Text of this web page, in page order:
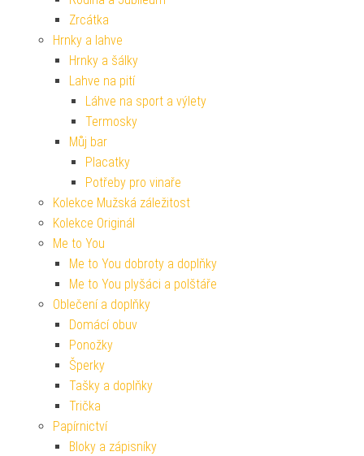
Zrcátka
Hrnky a lahve
Hrnky a šálky
Lahve na pití
Láhve na sport a výlety
Termosky
Můj bar
Placatky
Potřeby pro vinaře
Kolekce Mužská záležitost
Kolekce Originál
Me to You
Me to You dobroty a doplňky
Me to You plyšáci a polštáře
Oblečení a doplňky
Domácí obuv
Ponožky
Šperky
Tašky a doplňky
Trička
Papírnictví
Bloky a zápisníky